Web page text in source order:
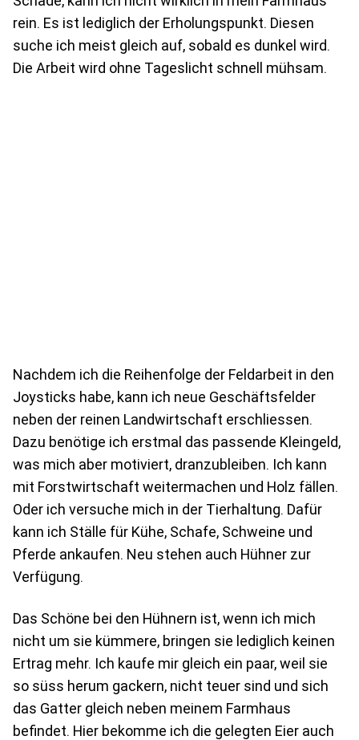
rein. Es ist lediglich der Erholungspunkt. Diesen
suche ich meist gleich auf, sobald es dunkel wird.
Die Arbeit wird ohne Tageslicht schnell mühsam.
Nachdem ich die Reihenfolge der Feldarbeit in den
Joysticks habe, kann ich neue Geschäftsfelder
neben der reinen Landwirtschaft erschliessen.
Dazu benötige ich erstmal das passende Kleingeld,
was mich aber motiviert, dranzubleiben. Ich kann
mit Forstwirtschaft weitermachen und Holz fällen.
Oder ich versuche mich in der Tierhaltung. Dafür
kann ich Ställe für Kühe, Schafe, Schweine und
Pferde ankaufen. Neu stehen auch Hühner zur
Verfügung.
Das Schöne bei den Hühnern ist, wenn ich mich
nicht um sie kümmere, bringen sie lediglich keinen
Ertrag mehr. Ich kaufe mir gleich ein paar, weil sie
so süss herum gackern, nicht teuer sind und sich
das Gatter gleich neben meinem Farmhaus
befindet. Hier bekomme ich die gelegten Eier auch